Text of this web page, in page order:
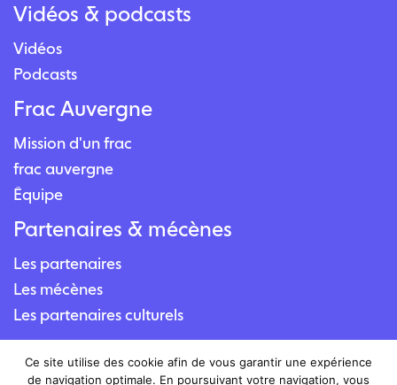
Vidéos & podcasts
Vidéos
Podcasts
Frac Auvergne
Mission d'un frac
frac auvergne
Équipe
Partenaires & mécènes
Les partenaires
Les mécènes
Les partenaires culturels
Ce site utilise des cookie afin de vous garantir une expérience
de navigation optimale. En poursuivant votre navigation, vous